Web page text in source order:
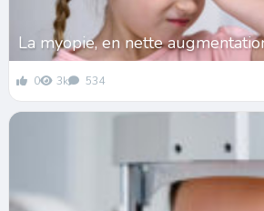
La myopie, en nette
0 3k 534